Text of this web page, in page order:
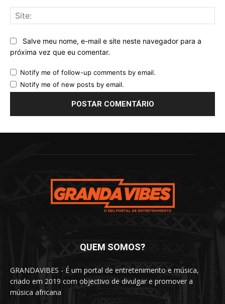
Salve meu nome, e-mail e site neste navegador para a
próxima vez que eu comentar.
Notify me of follow-up comments by email.
Notify me of new posts by email.
QUEM SOMOS?
GRANDAVIBES - É um portal de entretenimento e música,
criado em 2019 com objectivo de divulgar e promover a
música africana